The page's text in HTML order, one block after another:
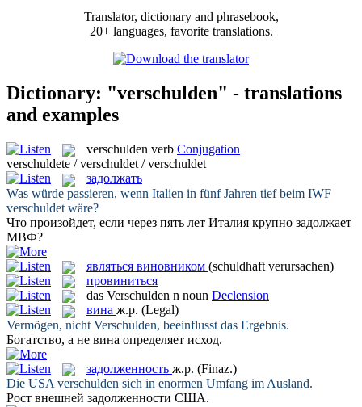
Translator, dictionary and phrasebook,
20+ languages, favorite translations.
Dictionary: "verschulden" - translations
and examples
verschulden verb Conjugation
verschuldete / verschuldet / verschuldet
задолжать
Was würde passieren, wenn Italien in fünf Jahren tief beim IWF
verschuldet wäre?
Что произойдет, если через пять лет Италия крупно задолжает
МВФ?
являться виновником (schuldhaft verursachen)
провиниться
das Verschulden n noun Declension
вина ж.р. (Legal)
Vermögen, nicht Verschulden, beeinflusst das Ergebnis.
Богатство, а не вина определяет исход.
задолженность ж.р. (Finaz.)
Die USA verschulden sich in enormen Umfang im Ausland.
Рост внешней задолженности США.